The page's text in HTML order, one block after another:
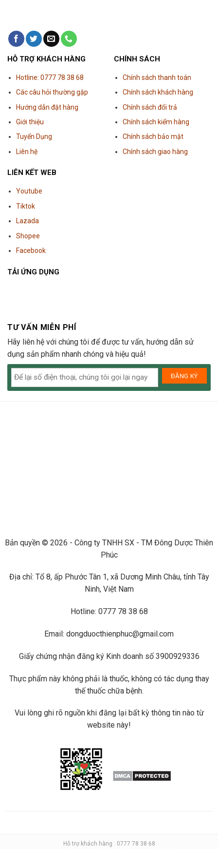
HỖ TRỢ KHÁCH HÀNG
Hotline: 0777 78 38 68
Các câu hỏi thường gặp
Hướng dẫn đặt hàng
Giới thiệu
Tuyển Dụng
Liên hệ
CHÍNH SÁCH
Chính sách thanh toán
Chính sách khách hàng
Chính sách đổi trả
Chính sách kiểm hàng
Chính sách bảo mật
Chính sách giao hàng
LIÊN KẾT WEB
Youtube
Tiktok
Lazada
Shopee
Facebook
TẢI ỨNG DỤNG
TƯ VẤN MIỄN PHÍ
Hãy liên hệ với chúng tôi để được tư vấn, hướng dẫn sử
dụng sản phẩm nhanh chóng và hiệu quả!
Bản quyền © 2026 - Công ty TNHH SX - TM Đông Dược Thiên
Phúc
Địa chỉ: Tổ 8, ấp Phước Tân 1, xã Dương Minh Châu, tỉnh Tây
Ninh, Việt Nam
Hotline: 0777 78 38 68
Email: dongduocthienphuc@gmail.com
Giấy chứng nhận đăng ký Kinh doanh số 3900929336
Thực phẩm này không phải là thuốc, không có tác dụng thay
thế thuốc chữa bệnh.
Vui lòng ghi rõ nguồn khi đăng lại bất kỳ thông tin nào từ
website này!
Hỗ trợ khách hàng : 0777 78 38 68